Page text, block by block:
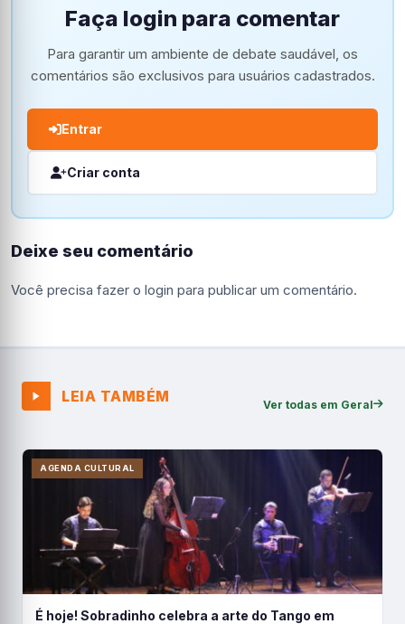
Faça login para comentar
Para garantir um ambiente de debate saudável, os
comentários são exclusivos para usuários cadastrados.
Entrar
Criar conta
Deixe seu comentário
Você precisa fazer o login para publicar um comentário.
LEIA TAMBÉM Ver todas em Geral
AGENDA CULTURAL
É hoje! Sobradinho celebra a arte do Tango em